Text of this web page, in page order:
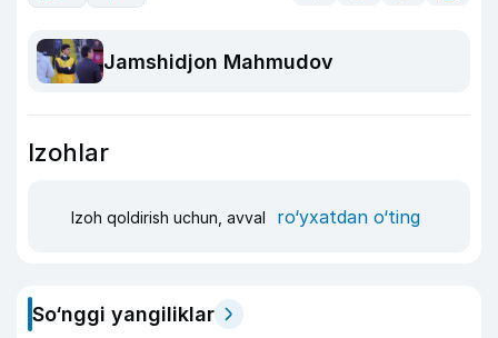
Jamshidjon Mahmudov
Izohlar
Izoh qoldirish uchun, avval ro‘yxatdan o‘ting
So‘nggi yangiliklar